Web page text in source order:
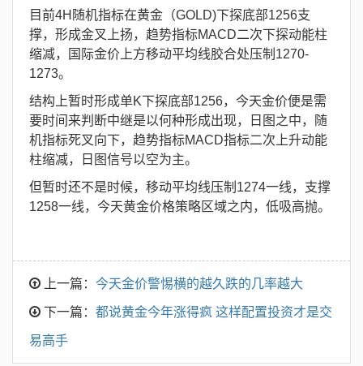
目前4H随机指标在黄金（GOLD)下探底部1256支
撑，形成金叉上扬，趋势指标MACD二次下探动能柱
缩减，国际金价上方移动平均线胶合处压制1270-
1273。
结构上暂时形成单K下探底部1256，今天金价便是需
要时间来判断中继是以何种形成出现，日图之中，随
机指标死叉向下，趋势指标MACD指标二次上升动能
柱缩减，日图信号以空为主。
但暂时还不是时候，移动平均线压制1274一线，支撑
1258一线，今天黄金价格策略区域之内，低吸高抛。
上一篇： 今天金价警惕横的越久跌的几率越大
下一篇： 都说黄金今年涨得疯 这样配置投资才是交
易高手